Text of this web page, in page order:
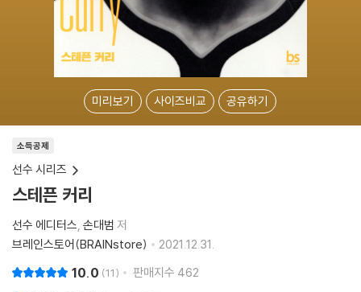
미리보기 사이즈비교 공유하기
소득공제
선수 시리즈
스테픈 커리
선수 에디터스 손대범 저
브레인스토어(BRAINstore)
2021.12.31.
10.0 11 판매지수 462